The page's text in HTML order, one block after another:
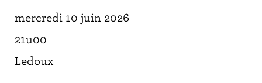
mercredi 10 juin 2026
21u00
Ledoux